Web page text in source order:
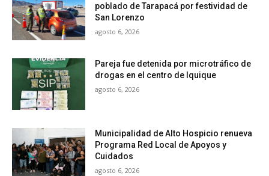
poblado de Tarapacá por festividad de
San Lorenzo
agosto 6, 2026
Pareja fue detenida por microtráfico de
drogas en el centro de Iquique
agosto 6, 2026
Municipalidad de Alto Hospicio renueva
Programa Red Local de Apoyos y
Cuidados
agosto 6, 2026